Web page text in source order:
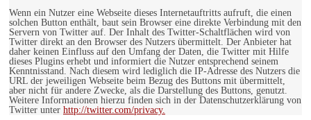
Wenn ein Nutzer eine Webseite dieses Internetauftritts aufruft, die einen
solchen Button enthält, baut sein Browser eine direkte Verbindung mit den
Servern von Twitter auf. Der Inhalt des Twitter-Schaltflächen wird von
Twitter direkt an den Browser des Nutzers übermittelt. Der Anbieter hat
daher keinen Einfluss auf den Umfang der Daten, die Twitter mit Hilfe
dieses Plugins erhebt und informiert die Nutzer entsprechend seinem
Kenntnisstand. Nach diesem wird lediglich die IP-Adresse des Nutzers die
URL der jeweiligen Webseite beim Bezug des Buttons mit übermittelt,
aber nicht für andere Zwecke, als die Darstellung des Buttons, genutzt.
Weitere Informationen hierzu finden sich in der Datenschutzerklärung von
Twitter unter http://twitter.com/privacy.